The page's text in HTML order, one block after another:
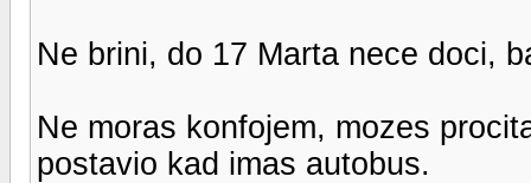
Ne brini, do 17 Marta nece doci,
Ne moras konfojem, mozes
postavio kad imas autobus.